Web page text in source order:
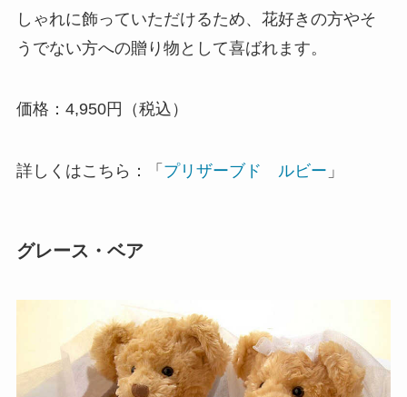
しゃれに飾っていただけるため、花好きの方やそ
うでない方への贈り物として喜ばれます。
価格：4,950円（税込）
詳しくはこちら：「 プリザーブド ルビー 」
グレース・ベア